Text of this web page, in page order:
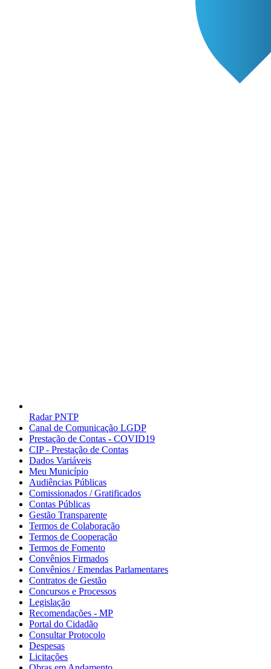
Radar PNTP
Canal de Comunicação LGDP
Prestação de Contas - COVID19
CIP - Prestação de Contas
Dados Variáveis
Meu Município
Audiências Públicas
Comissionados / Gratificados
Contas Públicas
Gestão Transparente
Termos de Colaboração
Termos de Cooperação
Termos de Fomento
Convênios Firmados
Convênios / Emendas Parlamentares
Contratos de Gestão
Concursos e Processos
Legislação
Recomendações - MP
Portal do Cidadão
Consultar Protocolo
Despesas
Licitações